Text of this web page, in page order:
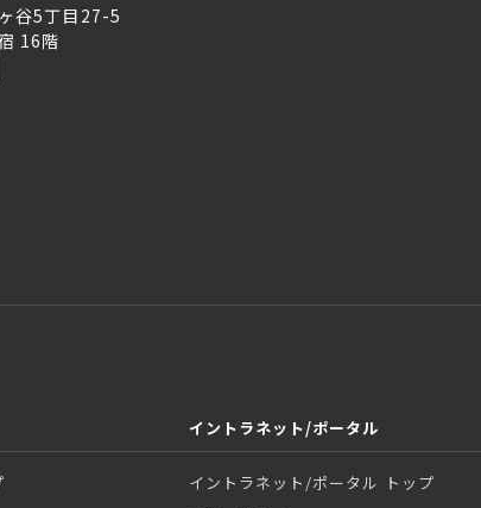
谷5丁目27-5
16階
イントラネット/ポータル
イントラネット/ポータル トップ